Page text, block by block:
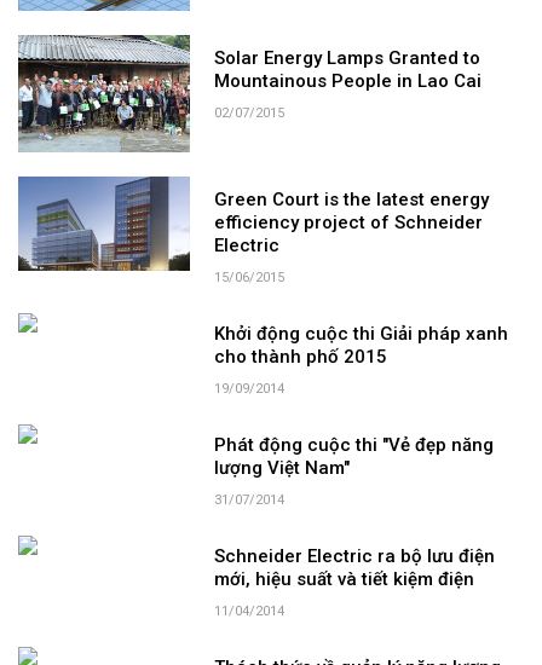
Solar Energy Lamps Granted to
Mountainous People in Lao Cai
02/07/2015
Green Court is the latest energy
efficiency project of Schneider
Electric
15/06/2015
Khởi động cuộc thi Giải pháp xanh
cho thành phố 2015
19/09/2014
Phát động cuộc thi "Vẻ đẹp năng
lượng Việt Nam"
31/07/2014
Schneider Electric ra bộ lưu điện
mới, hiệu suất và tiết kiệm điện
11/04/2014